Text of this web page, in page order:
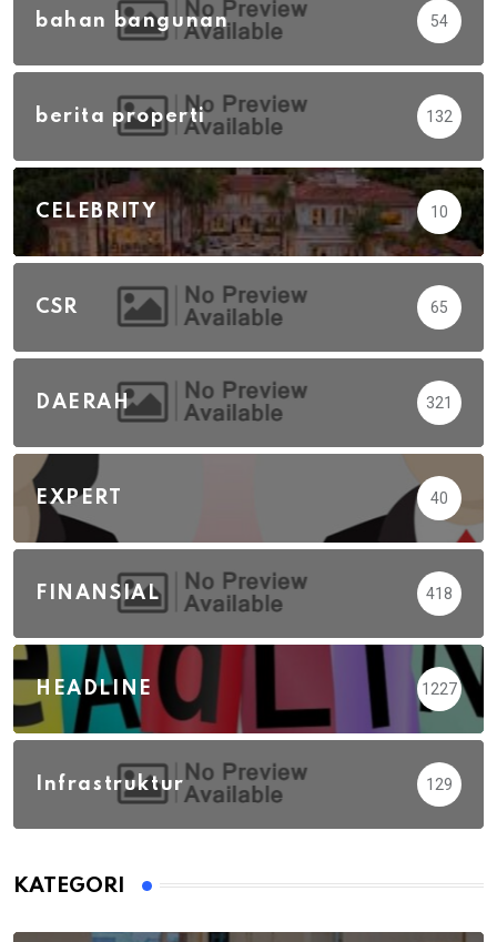
bahan bangunan 54
berita properti 132
CELEBRITY 10
CSR 65
DAERAH 321
EXPERT 40
FINANSIAL 418
HEADLINE 1227
Infrastruktur 129
KATEGORI